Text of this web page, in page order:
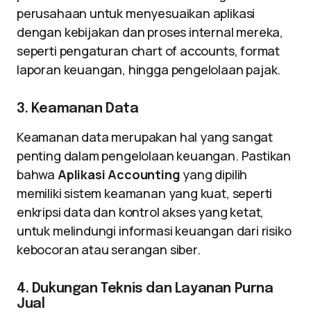
perusahaan untuk menyesuaikan aplikasi
dengan kebijakan dan proses internal mereka,
seperti pengaturan chart of accounts, format
laporan keuangan, hingga pengelolaan pajak.
3. Keamanan Data
Keamanan data merupakan hal yang sangat
penting dalam pengelolaan keuangan. Pastikan
bahwa Aplikasi Accounting yang dipilih
memiliki sistem keamanan yang kuat, seperti
enkripsi data dan kontrol akses yang ketat,
untuk melindungi informasi keuangan dari risiko
kebocoran atau serangan siber.
4. Dukungan Teknis dan Layanan Purna
Jual